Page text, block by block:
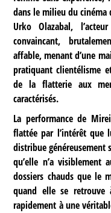
dans le milieu du cinéma
Urko Olazabal,
convaincant,
affable, menant d’une
pratiquant clientélisme
de la flatterie aux
caractérisés.
La performance de
flattée par l’intérêt que
distribue généreusement
qu’elle n’a visiblement
dossiers chauds que le
quand elle se retrouve
rapidement à une